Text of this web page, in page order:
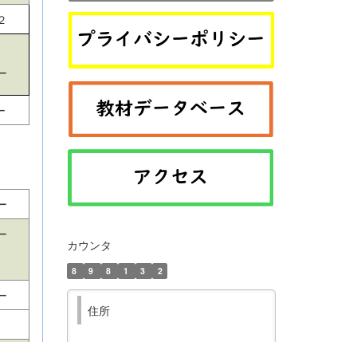
カウンタ
8 9 8 1 3 2
住所